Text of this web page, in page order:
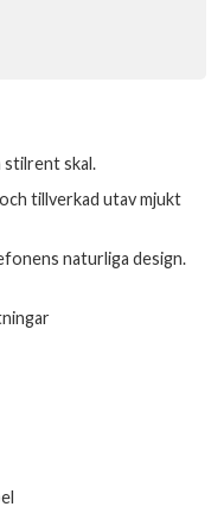
stilrent skal.
tillverkad utav mjukt
naturliga design.